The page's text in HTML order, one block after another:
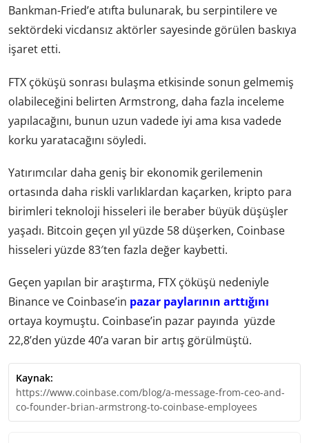
Bankman-Fried’e atıfta bulunarak, bu serpintilere ve
sektördeki vicdansız aktörler sayesinde görülen baskıya
işaret etti.
FTX çöküşü sonrası bulaşma etkisinde sonun gelmemiş
olabileceğini belirten Armstrong, daha fazla inceleme
yapılacağını, bunun uzun vadede iyi ama kısa vadede
korku yaratacağını söyledi.
Yatırımcılar daha geniş bir ekonomik gerilemenin
ortasında daha riskli varlıklardan kaçarken, kripto para
birimleri teknoloji hisseleri ile beraber büyük düşüşler
yaşadı. Bitcoin geçen yıl yüzde 58 düşerken, Coinbase
hisseleri yüzde 83′ten fazla değer kaybetti.
Geçen yapılan bir araştırma, FTX çöküşü nedeniyle
Binance ve Coinbase’in pazar paylarının arttığını
ortaya koymuştu. Coinbase’in pazar payında yüzde
22,8’den yüzde 40’a varan bir artış görülmüştü.
Kaynak:
https://www.coinbase.com/blog/a-message-from-ceo-and-
co-founder-brian-armstrong-to-coinbase-employees